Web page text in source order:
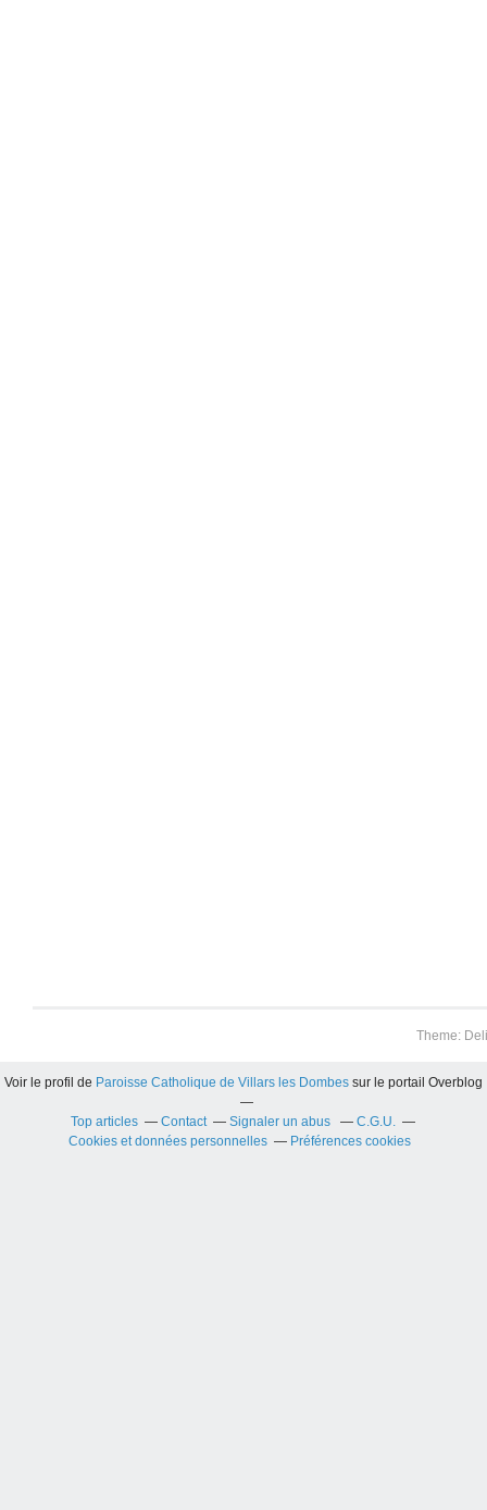
Theme:
Voir le profil de Paroisse Catholique de Villars les Dombes sur le portail Overblog
Top articles Contact Signaler un abus
C.G.U.
Cookies et données personnelles
Préférences cookies